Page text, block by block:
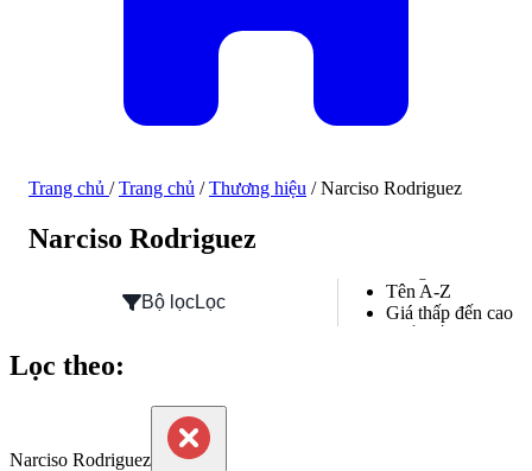
Trang chủ / Trang chủ / Thương hiệu / Narciso Rodriguez
Narciso Rodriguez
Bộ lọcLọc
Tên A-Z
Giá thấp đến cao
Lọc theo:
Narciso Rodriguez